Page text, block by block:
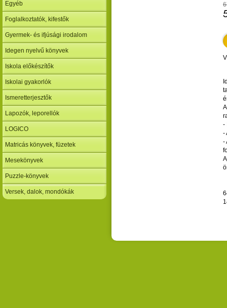
-
-
-
Egyéb
Foglalkoztatók, kifestők
Gyermek- és ifjúsági irodalom
Idegen nyelvű könyvek
Iskola előkészítők
Iskolai gyakorlók
Ismeretterjesztők
Lapozók, leporellók
LOGICO
Matricás könyvek, füzetek
Mesekönyvek
Puzzle-könyvek
Versek, dalok, mondókák